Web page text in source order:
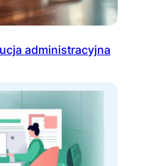
administracyjna